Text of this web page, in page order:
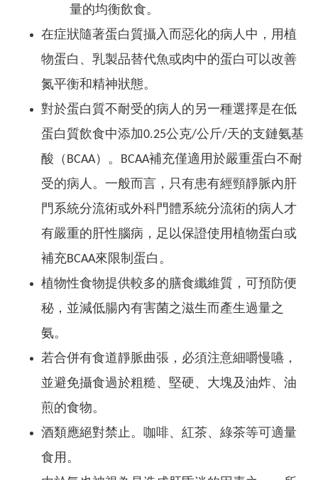
量的均衡飲食。
在症狀隨著蛋白質攝入而惡化的病人中，用植
物蛋白、乳製品替代魚或肉中的蛋白可以改善
氮平衡和精神狀態。
對於蛋白質不耐受的病人的另一種選擇是在低
蛋白質飲食中添加0.25公克/公斤/天的支鏈氨基
酸（BCAA）。BCAA補充僅適用於嚴重蛋白不耐
受的病人。一般而言，只有患有經頸靜脈內肝
門系統分流術或外科門體系統分流術的病人才
有嚴重的肝性腦病，足以保證使用植物蛋白或
補充BCAA來限制蛋白。
植物性食物提供較多的膳食纖維質，可預防便
秘，並減低腸內有害菌之滋生而產生過量之
氨。
若合併有食道靜脈曲張，必須注意細嚼慢嚥，
並避免攝食過於粗糙、堅硬、大塊及油炸、油
煎的食物。
酒類應絕對禁止。咖啡、紅茶、綠茶等可適量
食用。